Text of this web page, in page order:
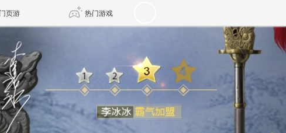
页游 热门游戏
魔兽 传奇4
天堂 剑网3旗舰版 新天龙八部